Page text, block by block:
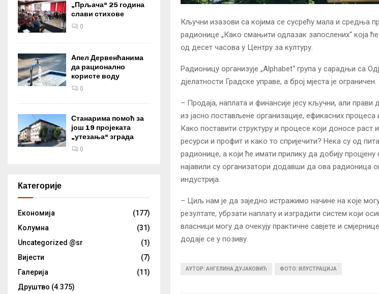
Кључни изазови са којима се сусрећу мала и средња
радионице „Како смањити одлазак запослених“ која
од десет часова у Центру за културу.
Радионицу организује „Alphabet“ група у сарадњи са
дјелатности Градске управе, а број мјеста је ограничен.
– Продаја, наплата и финансије јесу кључни, али прави
из јасно постављене организације, ефикасних
Како поставити структуру и процесе који доносе раст
ресурси и профит и како то спријечити? Нека су од
радионице, а који ће имати прилику да добију
најавили су организатори додавши да ова радионица
индустрија.
– Циљ нам је да заједно истражимо начине на које
резултате, убрзати наплату и изградити систем који
власници могу да очекују практичне савјете и
додаје се у позиву.
АУТОР: АНГЕЛИНА ДУЈАКОВИЋ ФОТО: ИЛУСТРАЦИЈА
„Прљача“ 25 година
слави стихове
0
Апел Дервенћанима
да рационално
користе воду
0
Станарима помоћ за
још 19 пројеката
„утезања“ зграда
0
Категорије
Eкономија
(177)
Kолумнa
(31)
Uncategorized @sr
(1)
Вијести
(7)
Галерија
(11)
Друштво (4.375)